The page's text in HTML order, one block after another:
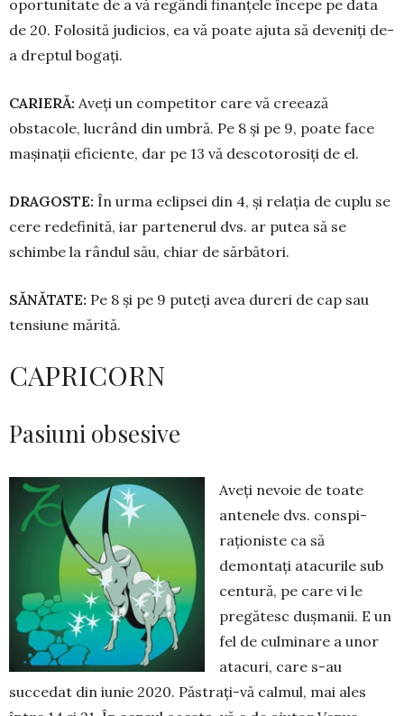
oportunitate de a vă regândi finanțele începe pe data
de 20. Folosită judicios, ea vă poa­te ajuta să deveniți de-
a dreptul bogați.
CARIERĂ: Aveți un competitor care vă creează
obstacole, lucrând din umbră. Pe 8 și pe 9, poate face
mașinații eficiente, dar pe 13 vă desco­to­rosiți de el.
DRAGOSTE: În urma eclipsei din 4, și relația de cuplu se
cere redefinită, iar partenerul dvs. ar pu­­tea să se
schimbe la rândul său, chiar de săr­bători.
SĂNĂTATE: Pe 8 și pe 9 puteți avea dureri de cap sau
tensiune mărită.
CAPRICORN
Pasiuni obsesive
Aveți nevoie de toate
antenele dvs. cons­pi­
raționiste ca să
demontați atacurile sub
cen­tură, pe care vi le
pregătesc dușmanii. E un
fel de cul­minare a unor
atacuri, care s-au
succedat din iunie 2020. Păstrați-vă calmul, mai ales